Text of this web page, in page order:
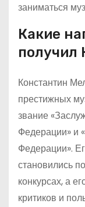
заниматься
Какие
получил
Константин
престижных
звание
Федерации» и
Федерации».
становились
конкурсах, а
критиков и